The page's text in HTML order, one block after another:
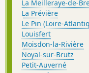
La Meilleraye-de-
La Prévière
Le Pin (Loire-
Louisfert
Moisdon-la-Rivière
Noyal-sur-Brutz
Petit-Auverné